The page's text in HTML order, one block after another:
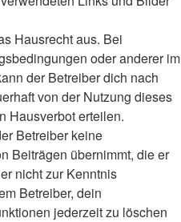
Hausrecht aus. Bei
oder anderer im
der Betreiber dich nach
von der Nutzung dieses
Hausverbot erteilen.
Betreiber keine
Beiträgen übernimmt, die er
nicht zur Kenntnis
Betreiber, dein
jederzeit zu löschen